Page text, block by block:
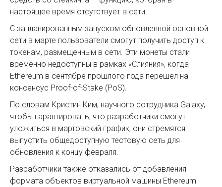
настоящее время отсутствует в сети.
С запланированным запуском обновленной основной
сети в марте пользователи смогут получить доступ к
токенам, размещенным в сети. Эти монеты стали
временно недоступны в рамках «Слияния», когда
Ethereum в сентябре прошлого года перешел на
консенсус Proof-of-Stake (PoS).
По словам Кристин Ким, научного сотрудника Galaxy,
чтобы гарантировать, что разработчики смогут
уложиться в мартовский график, они стремятся
выпустить общедоступную тестовую сеть для
обновления к концу февраля.
Разработчики также отказались от добавления
формата объектов виртуальной машины Ethereum